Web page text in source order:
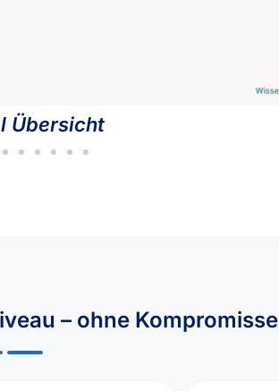
Übersicht
– ohne Kompromisse